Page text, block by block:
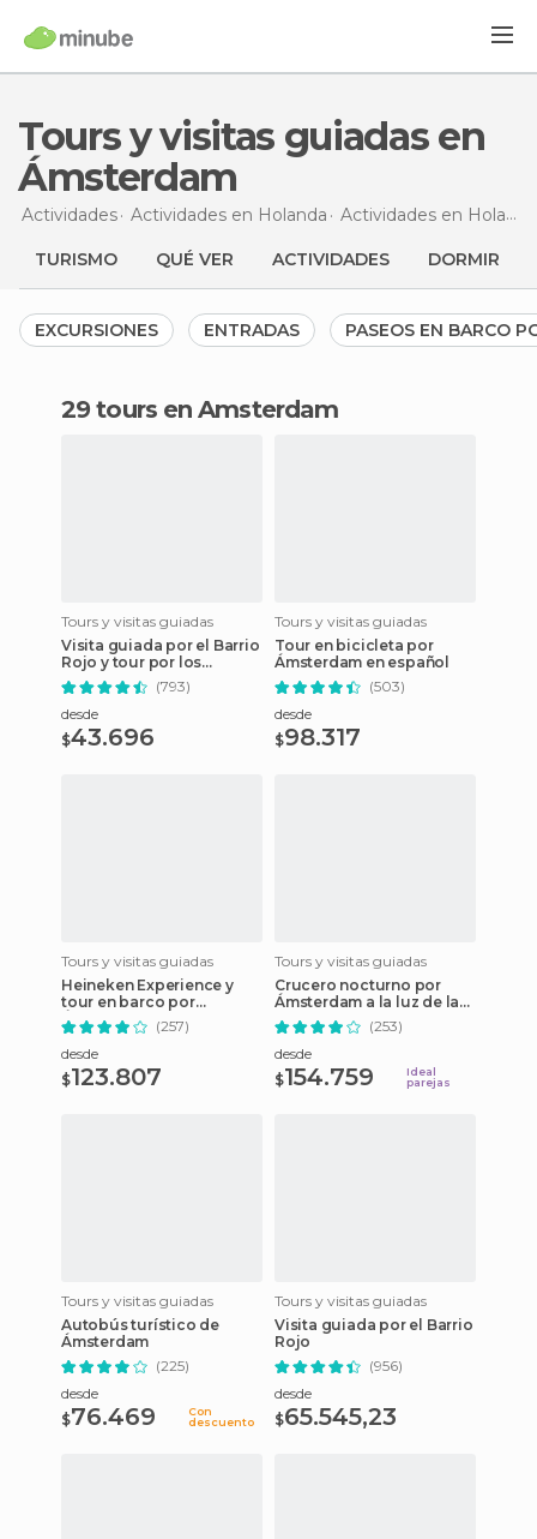
Tours y visitas guiadas en
Ámsterdam
Actividades Actividades en Holanda Actividades en Holanda Septentrional
TURISMO QUÉ VER ACTIVIDADES DORMIR
EXCURSIONES ENTRADAS PASEOS EN BARCO
29 tours en Amsterdam
Tours y visitas guiadas
Visita guiada por el Barrio
Rojo y tour por los
canales
(793)
desde
$43.696
Tours y visitas guiadas
Tour en bicicleta por
Ámsterdam en español
(503)
desde
$98.317
Tours y visitas guiadas
Heineken Experience y
tour en barco por
Ámsterdam
(257)
desde
$123.807
Tours y visitas guiadas
Crucero nocturno por
Ámsterdam a la luz de las
velas
(253)
desde
$154.759
Ideal
parejas
Tours y visitas guiadas
Autobús turístico de
Ámsterdam
(225)
desde
$76.469
Con
descuento
Tours y visitas guiadas
Visita guiada por el Barrio
Rojo
(956)
desde
$65.545,23